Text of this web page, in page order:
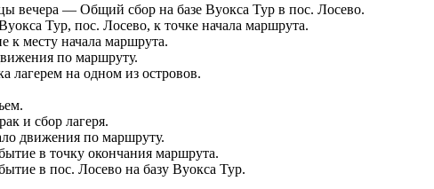
вечера — Общий сбор на базе Вуокса Тур в пос. Лосево.
Тур, пос. Лосево, к точке начала маршрута.
к месту начала маршрута.
по маршруту.
лагерем на одном из островов.
и сбор лагеря.
движения по маршруту.
в точку окончания маршрута.
в пос. Лосево на базу Вуокса Тур.